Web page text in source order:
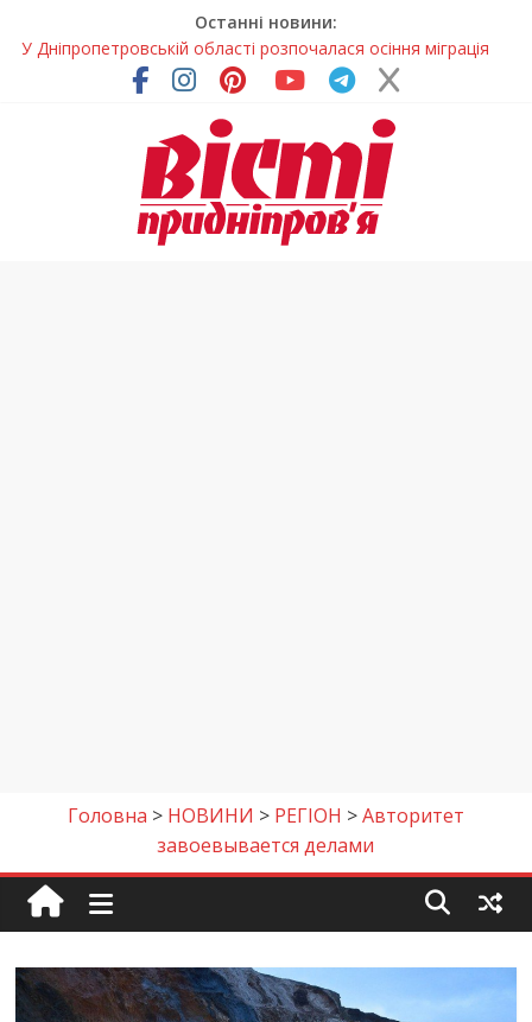
Останні новини:
У Дніпропетровській області розпочалася осіння міграція
На Дніпропетровщині вводять сезонну заборону на вилов
Петриківський розпис у всій красі: нова виставка відкрилася
на Дніпропетровщині
У Дніпрі на три місяці можуть обмежити рух на Вокзальній
Головна > НОВИНИ > РЕГІОН >Авторитет
завоевывается делами